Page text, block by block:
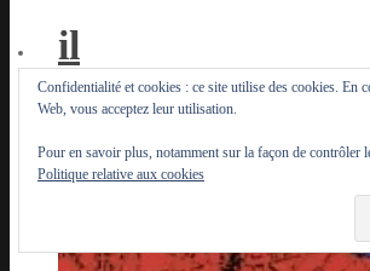
il
?
Confidentialité et cookies : ce site utilise des cookies. En
Web, vous acceptez leur utilisation.
Pour en savoir plus, notamment sur la façon de contrôler
Politique relative aux cookies